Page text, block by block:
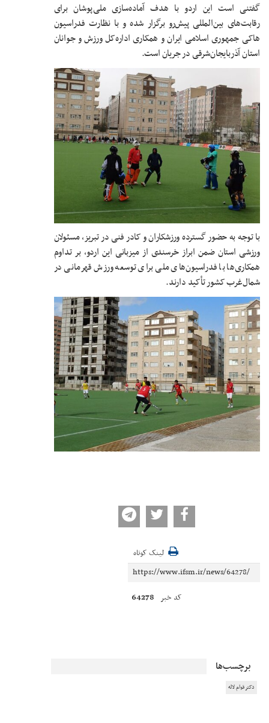
گفتنی است این اردو با هدف آماده‌سازی ملی‌پوشان برای
رقابت‌های بین‌المللی پیش‌رو برگزار شده و با نظارت فدراسیون
هاکی جمهوری اسلامی ایران و همکاری اداره‌کل ورزش و جوانان
استان آذربایجان‌شرقی در جریان است.
با توجه به حضور گسترده ورزشکاران و کادر فنی در تبریز، مسئولان
ورزشی استان ضمن ابراز خرسندی از میزبانی این اردو، بر تداوم
همکاری‌ها با فدراسیون‌های ملی برای توسعه ورزش قهرمانی در
شمال‌غرب کشور تأکید دارند.
لینک کوتاه
کد خبر 64278
برچسب‌ها
دکتر قوام لاله